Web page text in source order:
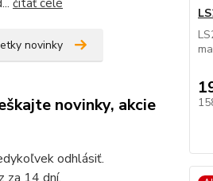
čítať celé
novinky
novinky, akcie
odhlásiť.